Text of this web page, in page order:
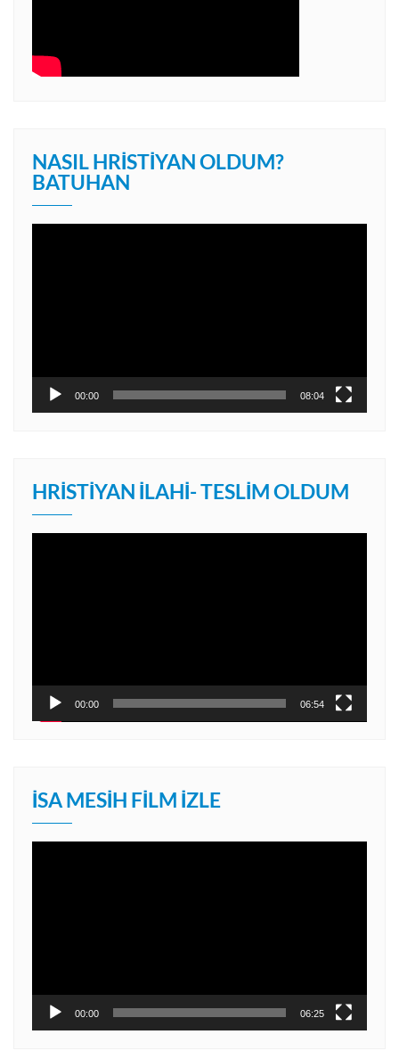
NASIL HRISTIYAN OLDUM?
BATUHAN
00:00 08:04
HRISTIYAN İLAHI- TESLIM OLDUM
00:00 06:54
İSA MESIH FILM İZLE
00:00 06:25